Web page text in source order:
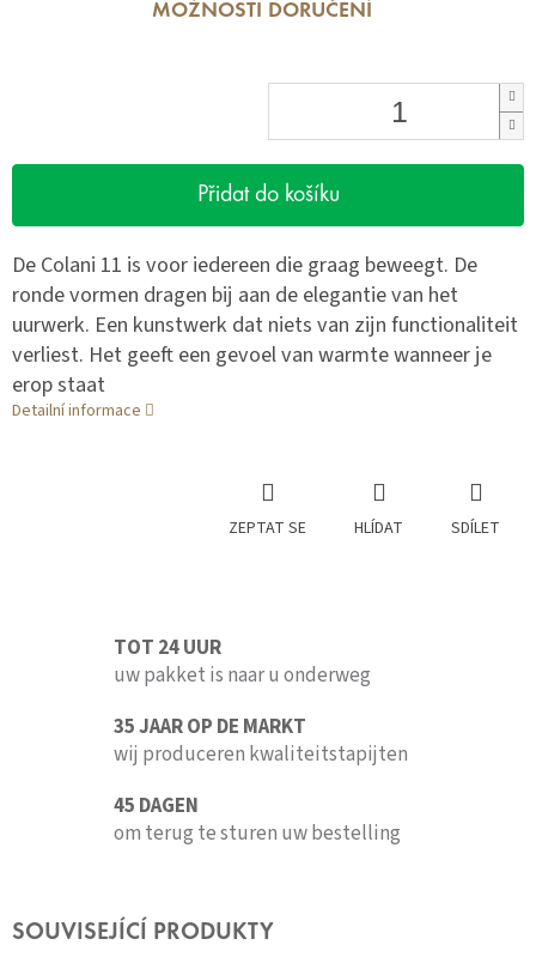
MOŽNOSTI DORUČENÍ
Přidat do košíku
De Colani 11 is voor iedereen die graag beweegt. De
ronde vormen dragen bij aan de elegantie van het
uurwerk. Een kunstwerk dat niets van zijn functionaliteit
verliest. Het geeft een gevoel van warmte wanneer je
erop staat
Detailní informace
ZEPTAT SE HLÍDAT SDÍLET
TOT 24 UUR
uw pakket is naar u onderweg
35 JAAR OP DE MARKT
wij produceren kwaliteitstapijten
45 DAGEN
om terug te sturen uw bestelling
SOUVISEJÍCÍ PRODUKTY